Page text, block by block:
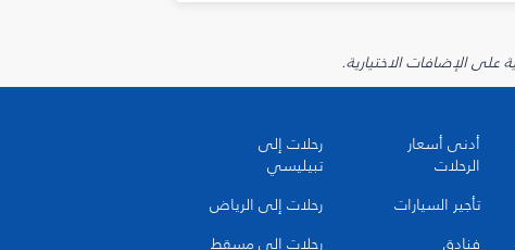
أدنى أسعار
الرحلات
تأجير السيارات
فنادق
رحلات إلى
تبيليسي
رحلات إلى الرياض
رحلات إلى مسقط